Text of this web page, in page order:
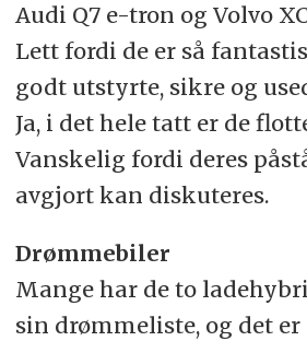
Audi Q7 e-tron og Volvo
Lett fordi de er så
godt utstyrte, sikre og
Ja, i det hele tatt er de
Vanskelig fordi deres
avgjort kan diskuteres.
Drømmebiler
Mange har de to
sin drømmeliste, og det